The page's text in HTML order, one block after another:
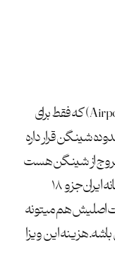
ویزای ترانزیت فرودگاهی (Airport Transit Visa) که فقط برای
شینگن قرار داره
خروج از شینگن هست
و مسافر حق خروج از فرودگاه رو نداره. متاسفانه ایران جزو ۱۸
اصلیش هم میتونه
هزینه این ویزا